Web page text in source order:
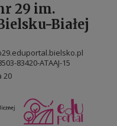
29 im.
Białej
83420-ATAAJ-15
20